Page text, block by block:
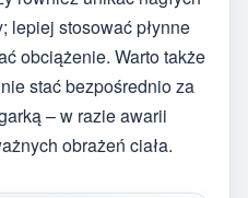
lepiej stosować płynne
obciążenie. Warto także
stać bezpośrednio za
– w razie awarii
obrażeń ciała.